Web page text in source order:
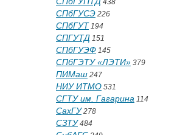
438
СПбГУСЭ 226
СПбГУТ 194
СПГУТД 151
СПбГУЭФ 145
СПбГЭТУ «ЛЭТИ» 379
ПИМаш 247
НИУ ИТМО 531
СГТУ им. Гагарина 114
СахГУ278
СЗТУ484